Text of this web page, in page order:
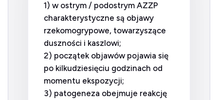
1) w ostrym / podostrym AZZP
charakterystyczne są objawy
rzekomogrypowe, towarzyszące
duszności i kaszlowi;
2) początek objawów pojawia się
po kilkudziesięciu godzinach od
momentu ekspozycji;
3) patogeneza obejmuje reakcję